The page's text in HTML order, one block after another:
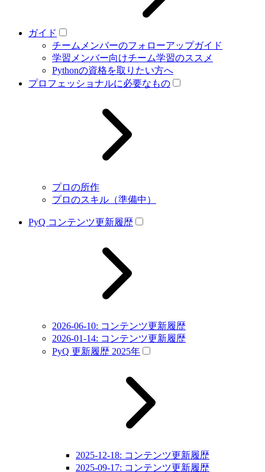
ガイド
チームメンバーのフォローアップガイド
学習メンバー向けチーム学習のススメ
Pythonの資格を取りたい方へ
プロフェッショナルに必要なもの
プロの所作
プロのスキル（準備中）
PyQ コンテンツ更新履歴
2026-06-10: コンテンツ更新履歴
2026-01-14: コンテンツ更新履歴
PyQ 更新履歴 2025年
2025-12-18: コンテンツ更新履歴
2025-09-17: コンテンツ更新履歴